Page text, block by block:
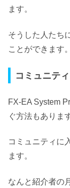
ます。
そうした人たち
ことができます。
コミュニテ
FX-EA System
ぐ方法もありま
コミュニティに
ます。
なんと紹介者の